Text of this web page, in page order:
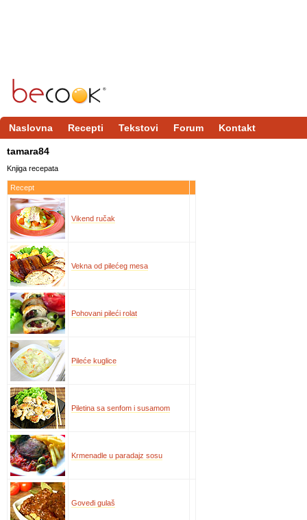
Naslovna Recepti Tekstovi Forum Kontakt
tamara84
Knjiga recepata
Recept
Vikend ručak
Vekna od pilećeg mesa
Pohovani pileći rolat
Pileće kuglice
Piletina sa senfom i susamom
Krmenadle u paradajz sosu
Goveđi gulaš